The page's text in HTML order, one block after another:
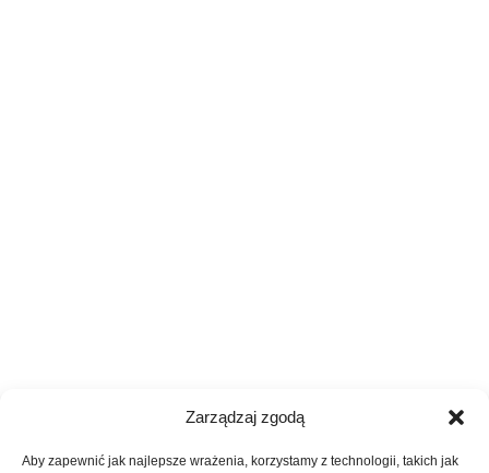
Zarządzaj zgodą
Aby zapewnić jak najlepsze wrażenia, korzystamy z technologii, takich jak